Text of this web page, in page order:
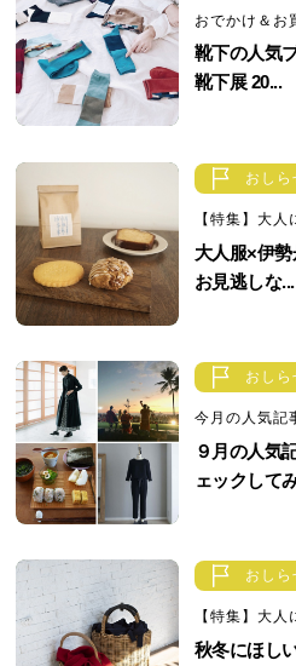
おでかけ＆お
靴下の人気
靴下展 20...
おしら
【特集】大
大人服×伊
お見逃しな...
おしら
今月の人気記
９月の人気
ェックして
おしら
【特集】大
秋冬にほし